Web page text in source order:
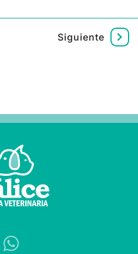
Siguiente